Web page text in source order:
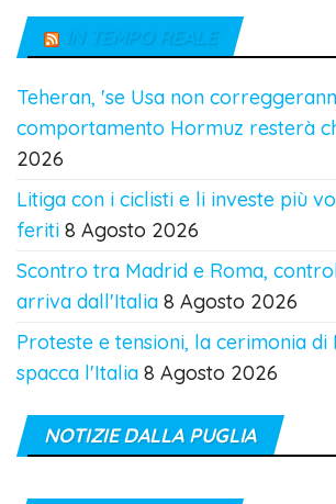
IN TEMPO REALE
Teheran, 'se Usa non
comportamento Hormuz resterà
2026
Litiga con i ciclisti e li investe più
feriti 8 Agosto 2026
Scontro tra Madrid e Roma,
arriva dall'Italia 8 Agosto 2026
Proteste e tensioni, la cerimonia di
spacca l'Italia 8 Agosto 2026
NOTIZIE DALLA PUGLIA